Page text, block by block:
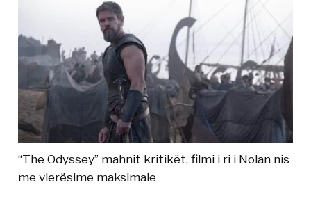
“The Odyssey” mahnit kritikët, filmi i ri i Nolan nis
me vlerësime maksimale